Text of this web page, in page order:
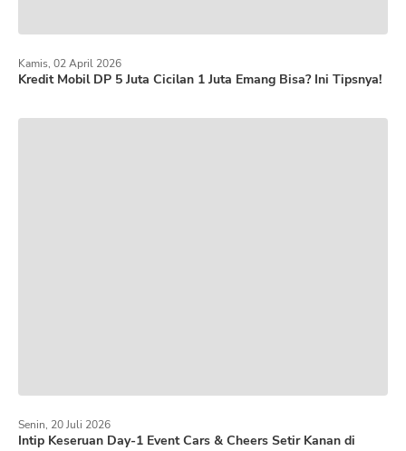
Kredit Mobil DP 5 Juta Cicilan 1 Juta Emang Bisa? Ini Tipsnya!
Kamis, 02 April 2026
Intip Keseruan Day-1 Event Cars & Cheers Setir Kanan di
Senin, 20 Juli 2026